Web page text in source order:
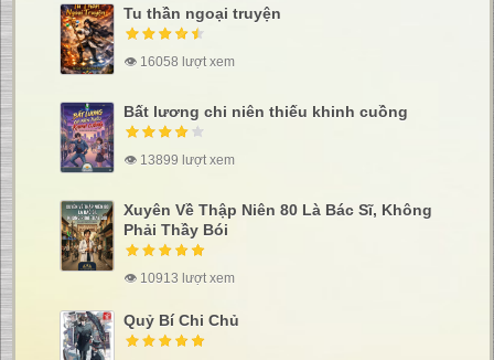
Tu thần ngoại truyện
👁 16058 lượt xem
Bất lương chi niên thiếu khinh cuồng
👁 13899 lượt xem
Xuyên Về Thập Niên 80 Là Bác Sĩ, Không
Phải Thầy Bói
👁 10913 lượt xem
Quỷ Bí Chi Chủ